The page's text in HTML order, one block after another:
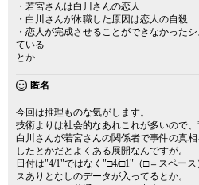
・若宮さんは白川さんの恋人
・白川さんが休職した原因は恋人の自殺
・恋人が完成させることができなかった
ている
とか
匿名
今回は推理ものな気がします。
技術よりは社会的なあれこれが多いので、
白川さんが若宮さんの関係者で事件の真
したとかだとよくある展開なんですが。
日付は"4/1"ではなく"□4/□1"（□＝スペー
スありとなしのデータが入ってるとか。